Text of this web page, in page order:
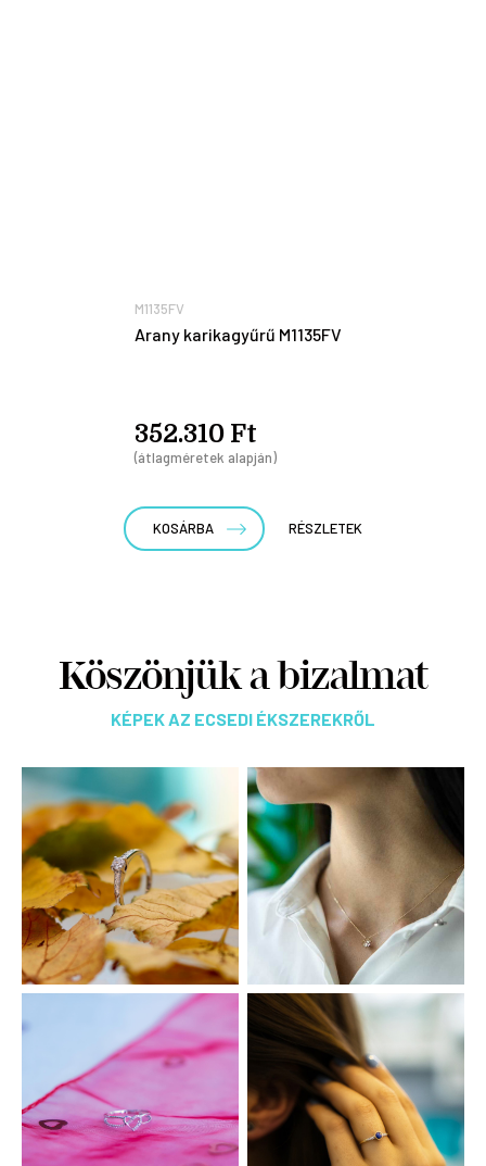
M1135FV
Arany karikagyűrű M1135FV
352.310 Ft
(átlagméretek alapján)
KOSÁRBA RÉSZLETEK
Köszönjük a bizalmat
KÉPEK AZ ECSEDI ÉKSZEREKRŐL